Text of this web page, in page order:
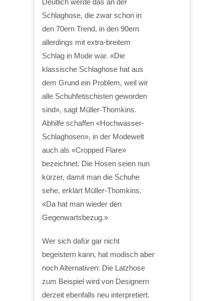
Schlaghose, die zwar schon in
den 70ern Trend, in den 90ern
allerdings mit extra-breitem
Schlag in Mode war. «Die
klassische Schlaghose hat aus
dem Grund ein Problem, weil wir
alle Schuhfetischisten geworden
sind», sagt Müller-Thomkins.
Abhilfe schaffen «Hochwasser-
Schlaghosen», in der Modewelt
auch als «Cropped Flare»
bezeichnet. Die Hosen seien nun
kürzer, damit man die Schuhe
sehe, erklärt Müller-Thomkins.
«Da hat man wieder den
Gegenwartsbezug.»
Wer sich dafür gar nicht
begeistern kann, hat modisch aber
noch Alternativen: Die Latzhose
zum Beispiel wird von Designern
derzeit ebenfalls neu interpretiert.